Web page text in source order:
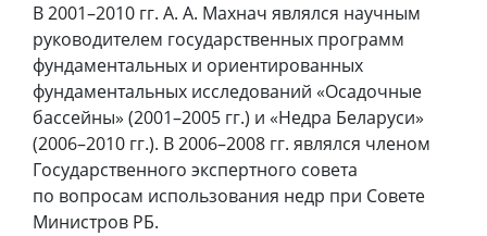
В 2001–2010 гг. А. А. Махнач являлся научным
руководителем государственных программ
фундаментальных и ориентированных
фундаментальных исследований «Осадочные
бассейны» (2001–2005 гг.) и «Недра Беларуси»
(2006–2010 гг.). В 2006–2008 гг. являлся членом
Государственного экспертного совета
по вопросам использования недр при Совете
Министров РБ.